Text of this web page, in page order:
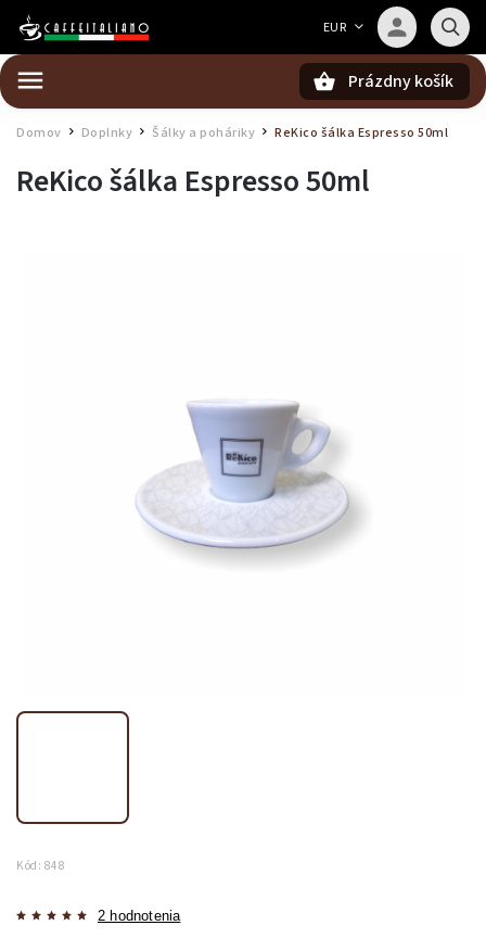
EUR
Prázdny košík
Domov Doplnky / Šálky a poháriky / ReKico šálka Espresso 50ml
ReKico šálka Espresso 50ml
Kód: 848
2 hodnotenia
Barista — poradca Caffeitaliano